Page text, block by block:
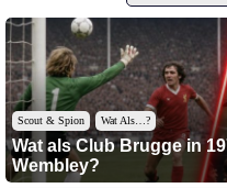
Scout & Spion Wat Als…?
Wat als Club Brugge in
Wembley?